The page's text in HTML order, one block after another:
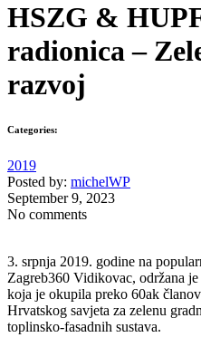
HSZG &
radionica –
razvoj
Categories:
2019
Posted by: michelWP
September 9, 2023
No comments
3. srpnja 2019. godine na
Zagreb360 Vidikovac, održana
koja je okupila preko 60ak
Hrvatskog savjeta za zelenu
toplinsko-fasadnih sustava.